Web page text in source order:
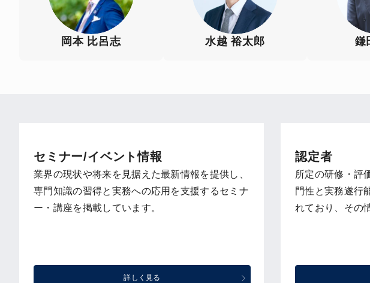
岡本 比呂志 水越 裕太郎 鎌
セミナー/イベント情報
業界の現状や将来を見据えた最新情報を提供し、
専門知識の習得と実務への応用を支援するセミナ
ー・講座を掲載しています。
詳しく見る
認定者
所定の研修・評
門性と実務遂行
れており、その